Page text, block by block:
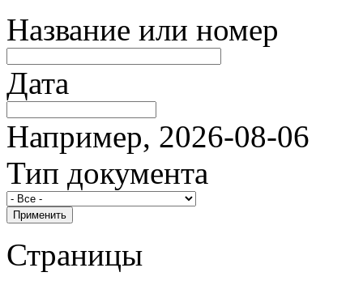
Название или номер
Дата
Например, 2026-08-06
Тип документа
Страницы